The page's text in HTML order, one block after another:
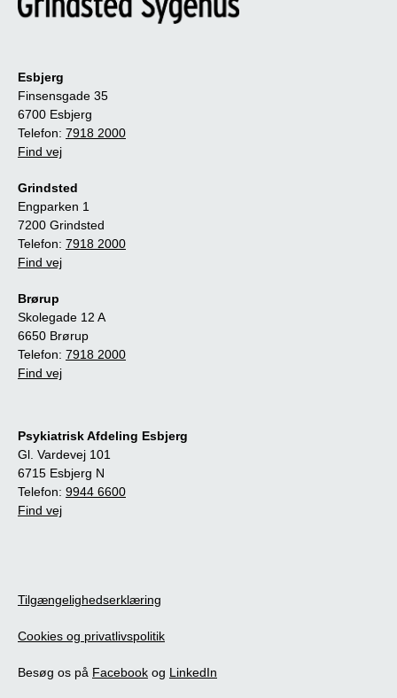
Esbjerg
Finsensgade 35
6700 Esbjerg
Telefon: 7918 2000
Find vej
Grindsted
Engparken 1
7200 Grindsted
Telefon: 7918 2000
Find vej
Brørup
Skolegade 12 A
6650 Brørup
Telefon: 7918 2000
Find vej
Psykiatrisk Afdeling Esbjerg
Gl. Vardevej 101
6715 Esbjerg N
Telefon: 9944 6600
Find vej
Tilgængelighedserklæring
Cookies og privatlivspolitik
Besøg os på Facebook og LinkedIn